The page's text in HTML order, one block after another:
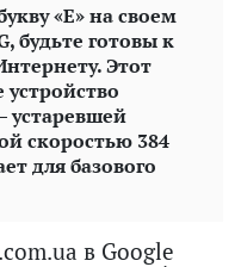
«E» на своем
будьте готовы к
Этот
устаревшей
скоростью 384
для базового
в Google